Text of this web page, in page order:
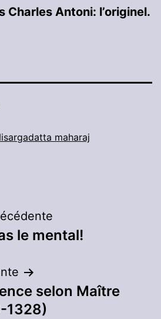
Charles Antoni: l’originel.
maharaj
le mental!
selon Maître
1328)